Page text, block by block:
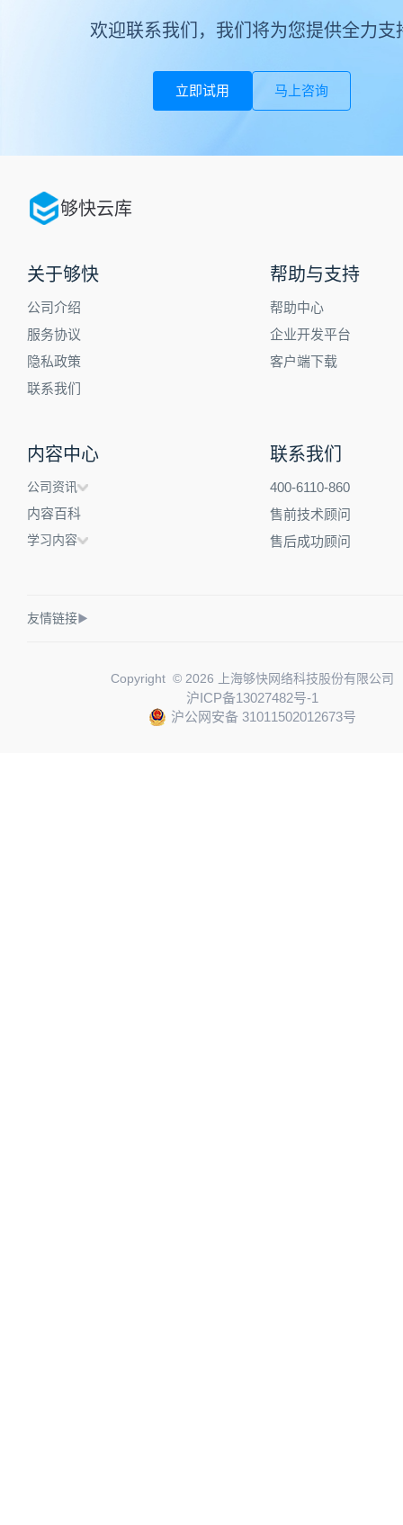
欢迎联系我们，我们将为您提供全力支
立即试用 马上咨询
够快云库
关于够快
公司介绍
服务协议
隐私政策
联系我们
帮助与支持
帮助中心
企业开发平台
客户端下载
内容中心
公司资讯
内容百科
学习内容
联系我们
400-6110-860
售前技术顾问
售后成功顾问
友情链接 ▶
Copyright © 2026 上海够快网络科技股份有限公司
沪ICP备13027482号-1
沪公网安备 31011502012673号